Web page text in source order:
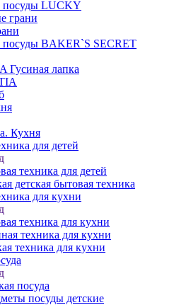
посуды LUCKY
грани
посуды BAKER`S SECRET
Гусиная лапка
Кухня
для детей
техника для детей
детская бытовая техника
для кухни
техника для кухни
техника для кухни
техника для кухни
посуда
посуды детские